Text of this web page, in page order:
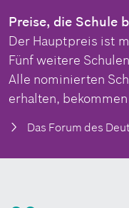
Preise, die Schule
Der Hauptpreis ist
Fünf weitere
Alle nominierten
erhalten,
Das Forum des